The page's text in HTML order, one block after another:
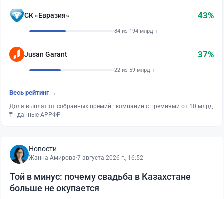
СК «Евразия» 43%
84 из 194 млрд ₸
Jusan Garant 37%
22 из 59 млрд ₸
Весь рейтинг →
Доля выплат от собранных премий · компании с премиями от 10 млрд
₸ · данные АРРФР
Новости
Жанна Амирова·7 августа 2026 г., 16:52
Той в минус: почему свадьба в Казахстане
больше не окупается